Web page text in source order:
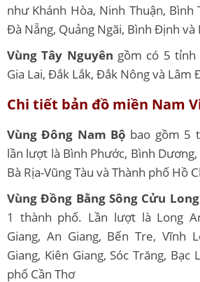
như Khánh Hòa, Ninh Thuận, Bình
Đà Nẵng, Quảng Ngãi, Bình Định và
Vùng Tây Nguyên gồm có 5 tỉnh
Gia Lai, Đắk Lắk, Đắk Nông và Lâm
Chi tiết bản đồ miền Nam
Vùng Đông Nam Bộ bao gồm 5
lần lượt là Bình Phước, Bình
Bà Rịa-Vũng Tàu và Thành phố Hồ
Vùng Đồng Bằng Sông Cửu Long
1 thành phố. Lần lượt là Long
Giang, An Giang, Bến Tre, Vĩnh
Giang, Kiên Giang, Sóc Trăng, Bạc
phố Cần Thơ